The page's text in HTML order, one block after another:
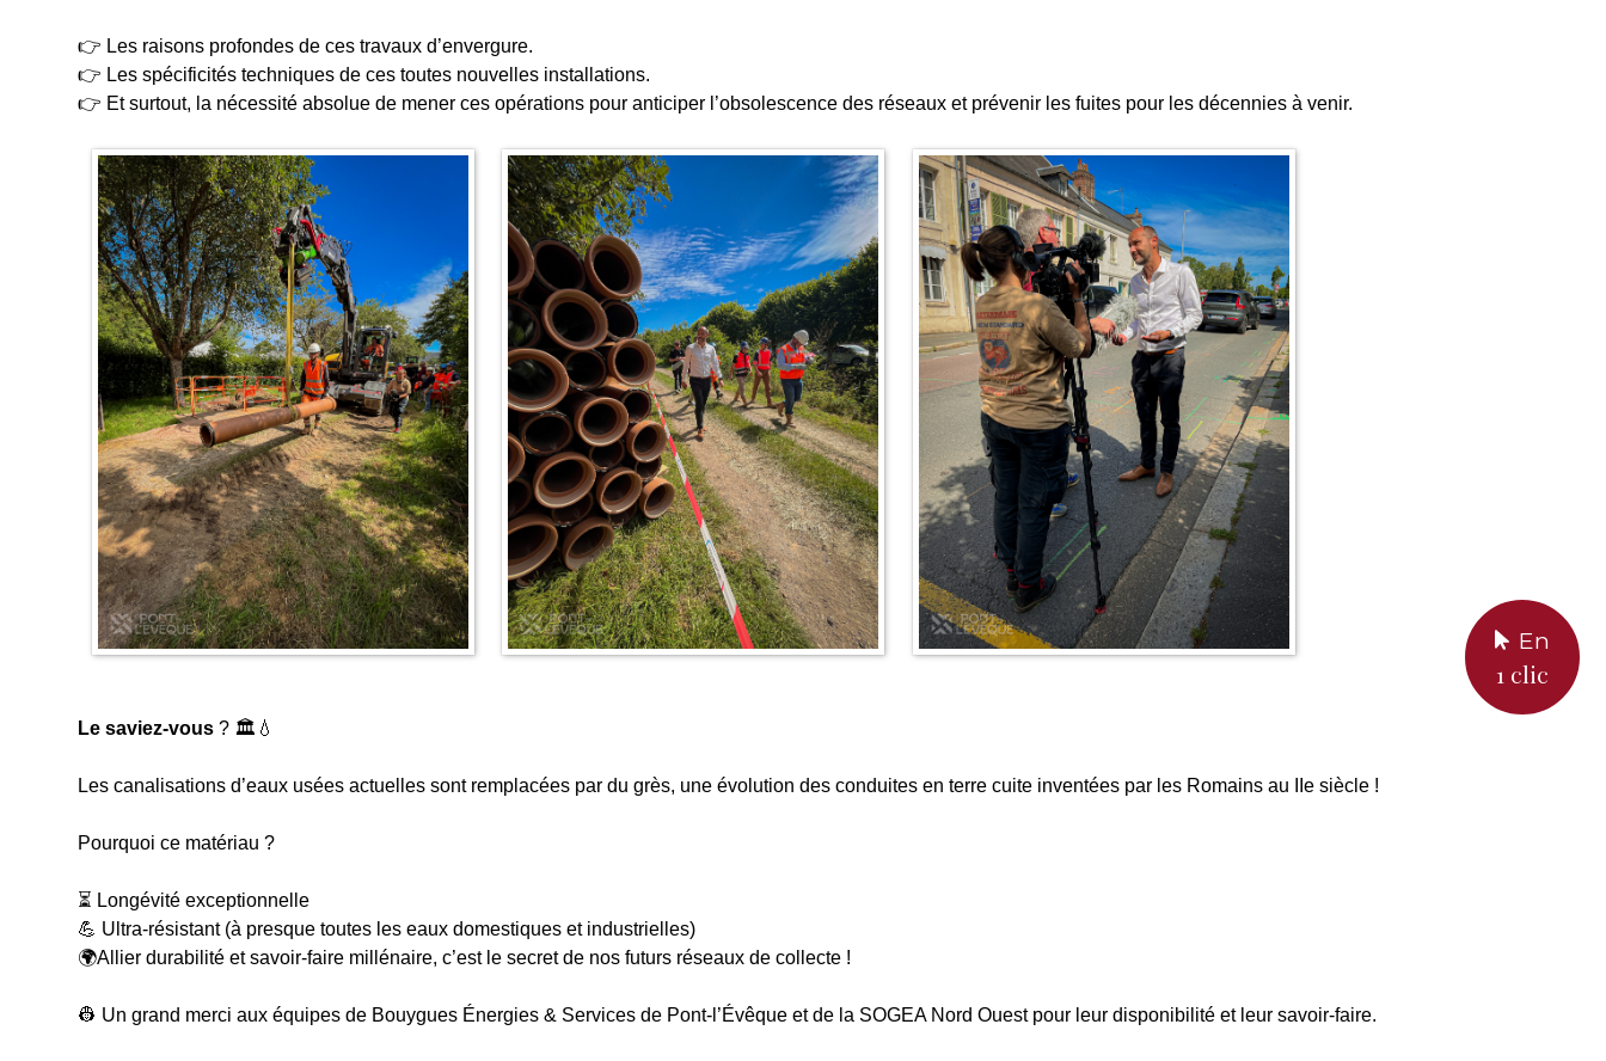
En
1 clic
👉 Les raisons profondes de ces travaux d’envergure.
👉 Les spécificités techniques de ces toutes nouvelles installations.
👉 Et surtout, la nécessité absolue de mener ces opérations pour anticiper l’obsolescence des réseaux et prévenir les fuites pour les décennies à venir.
Le saviez-vous ? 🏛️💧
Les canalisations d’eaux usées actuelles sont remplacées par du grès, une évolution des conduites en terre cuite inventées par les Romains au IIe siècle !
Pourquoi ce matériau ?
⏳ Longévité exceptionnelle
💪 Ultra-résistant (à presque toutes les eaux domestiques et industrielles)
🌍Allier durabilité et savoir-faire millénaire, c’est le secret de nos futurs réseaux de collecte !
👷 Un grand merci aux équipes de Bouygues Énergies & Services de Pont-l’Évêque et de la SOGEA Nord Ouest pour leur disponibilité et leur savoir-faire.